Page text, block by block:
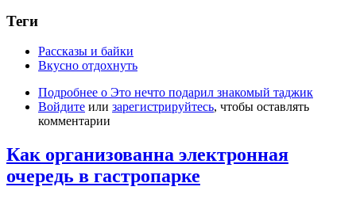
Теги
Рассказы и байки
Вкусно отдохнуть
Подробнее о Это нечто подарил знакомый таджик
Войдите или зарегистрируйтесь, чтобы оставлять
комментарии
Как организованна электронная
очередь в гастропарке